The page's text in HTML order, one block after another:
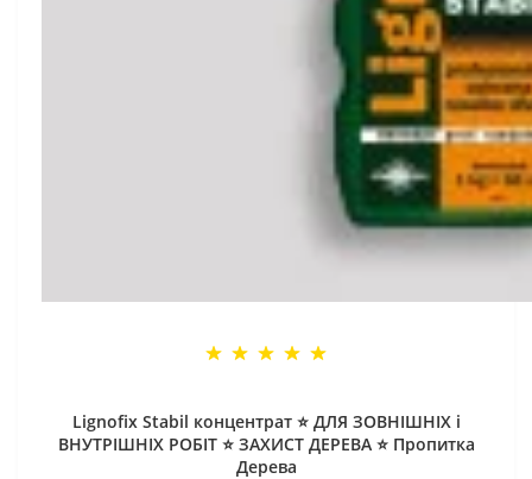
Lignofix Stabil концентрат ⭐ ДЛЯ ЗОВНІШНІХ і
ВНУТРІШНІХ РОБІТ ⭐ ЗАХИСТ ДЕРЕВА ⭐ Пропитка
Дерева